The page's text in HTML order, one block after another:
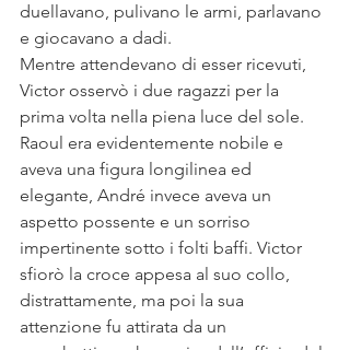
duellavano, pulivano le armi, parlavano
e giocavano a dadi.
Mentre attendevano di esser ricevuti,
Victor osservò i due ragazzi per la
prima volta nella piena luce del sole.
Raoul era evidentemente nobile e
aveva una figura longilinea ed
elegante, André invece aveva un
aspetto possente e un sorriso
impertinente sotto i folti baffi. Victor
sfiorò la croce appesa al suo collo,
distrattamente, ma poi la sua
attenzione fu attirata da un